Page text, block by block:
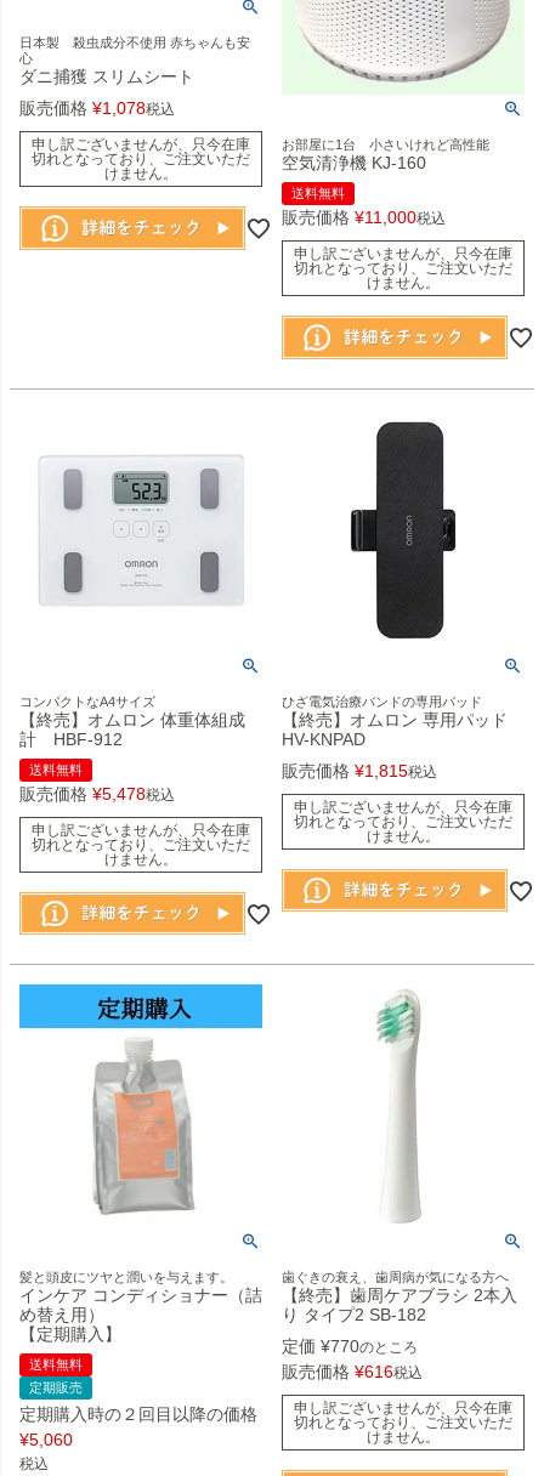
日本製 殺虫成分不使用 赤ちゃんも安
心
ダニ捕獲 スリムシート
販売価格 ¥1,078税込
申し訳ございませんが、只今在庫
切れとなっており、ご注文いただ
けません。
お部屋に1台 小さいけれど高性能
空気清浄機 KJ-160
送料無料
販売価格 ¥11,000税込
申し訳ございませんが、只今在庫
切れとなっており、ご注文いただ
けません。
コンパクトなA4サイズ
【終売】オムロン 体重体組成
計 HBF-912
送料無料
販売価格 ¥5,478税込
申し訳ございませんが、只今在庫
切れとなっており、ご注文いただ
けません。
ひざ電気治療バンドの専用パッド
【終売】オムロン 専用パッド
HV-KNPAD
販売価格 ¥1,815税込
申し訳ございませんが、只今在庫
切れとなっており、ご注文いただ
けません。
髪と頭皮にツヤと潤いを与えます。
インケア コンディショナー（詰
め替え用）
【定期購入】
送料無料
定期販売
定期購入時の２回目以降の価格
¥5,060
税込
歯ぐきの衰え、歯周病が気になる方へ
【終売】歯周ケアブラシ 2本入
り タイプ2 SB-182
定価 ¥770のところ
販売価格 ¥616税込
申し訳ございませんが、只今在庫
切れとなっており、ご注文いただ
けません。